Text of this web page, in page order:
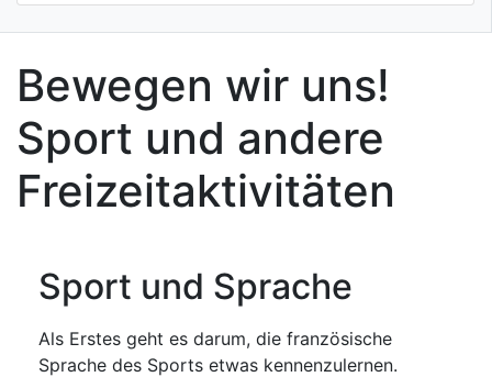
Bewegen wir uns!
Sport und andere
Freizeitaktivitäten
Sport und Sprache
Als Erstes geht es darum, die französische
Sprache des Sports etwas kennenzulernen.